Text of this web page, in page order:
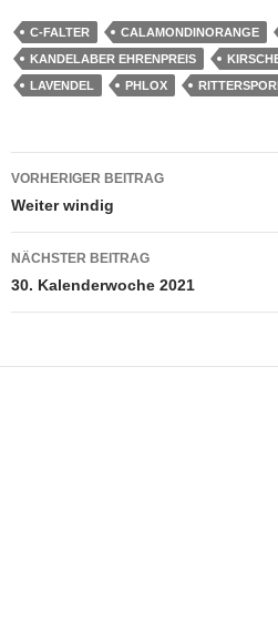
C-FALTER CALAMONDINORANGE
KANDELABER EHRENPREIS
LAVENDEL
PHLOX
Beitragsnavigation
VORHERIGER BEITRAG
Weiter windig
NÄCHSTER BEITRAG
30. Kalenderwoche 2021